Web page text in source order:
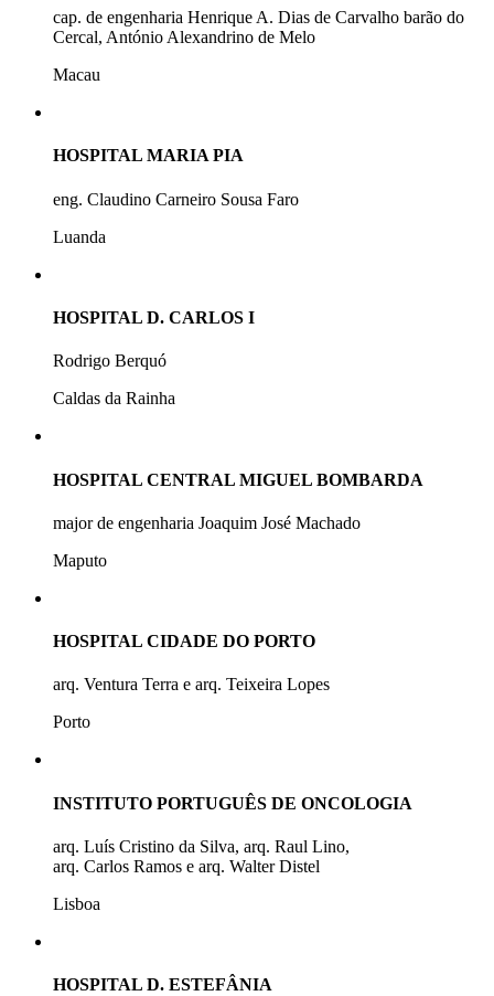
cap. de engenharia Henrique A. Dias de Carvalho barão do
Cercal, António Alexandrino de Melo
Macau
HOSPITAL MARIA PIA
eng. Claudino Carneiro Sousa Faro
Luanda
HOSPITAL D. CARLOS I
Rodrigo Berquó
Caldas da Rainha
HOSPITAL CENTRAL MIGUEL BOMBARDA
major de engenharia Joaquim José Machado
Maputo
HOSPITAL CIDADE DO PORTO
arq. Ventura Terra e arq. Teixeira Lopes
Porto
INSTITUTO PORTUGUÊS DE ONCOLOGIA
arq. Luís Cristino da Silva, arq. Raul Lino,
arq. Carlos Ramos e arq. Walter Distel
Lisboa
HOSPITAL D. ESTEFÂNIA